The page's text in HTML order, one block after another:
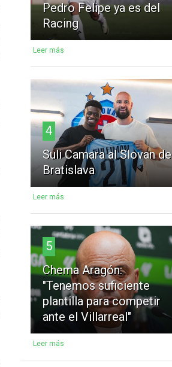
Pedro Felipe ya es del
Racing
Leer más
4
Suli Camara al Slovan de
Bratislava
Leer más
5
Chema Aragón:
"Tenemos suficiente
plantilla para competir
ante el Villarreal"
Leer más